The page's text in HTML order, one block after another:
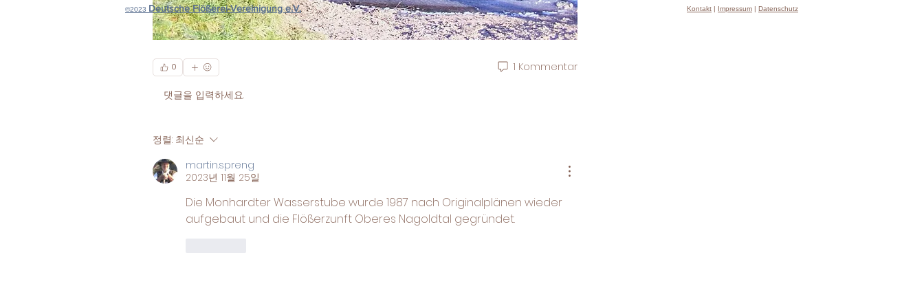
0 1 Kommentar
댓글을 입력하세요.
정렬: 최신순
martin.spreng
2023년 11월 25일
Die Monhardter Wasserstube wurde 1987 nach Originalplänen wieder
aufgebaut und die Flößerzunft Oberes Nagoldtal gegründet.
©2023 Deutsche Flößerei-Vereinigung e.V. Kontakt | Impressum | Datenschutz